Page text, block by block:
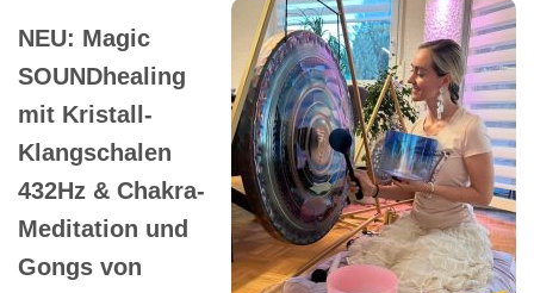
NEU: Magic
SOUNDhealing
mit Kristall-
Klangschalen
432Hz & Chakra-
Meditation und
Gongs von